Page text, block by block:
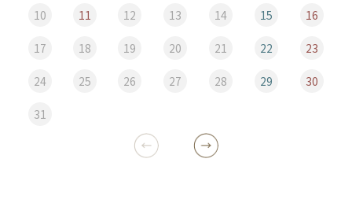
10 11 12 13 14 15 16
17 18 19 20 21 22 23
24 25 26 27 28 29 30
31